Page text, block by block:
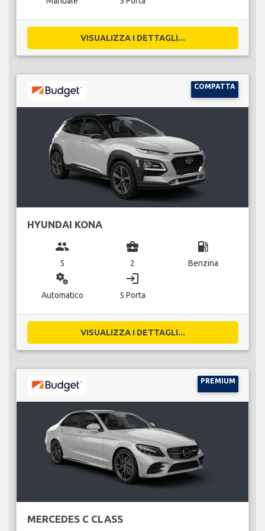
VISUALIZZA I DETTAGLI...
COMPATTA
HYUNDAI KONA
group
5
business_center
2
local_gas_station
Benzina
miscellaneous_services
Automatico
login
5 Porta
VISUALIZZA I DETTAGLI...
PREMIUM
MERCEDES C CLASS